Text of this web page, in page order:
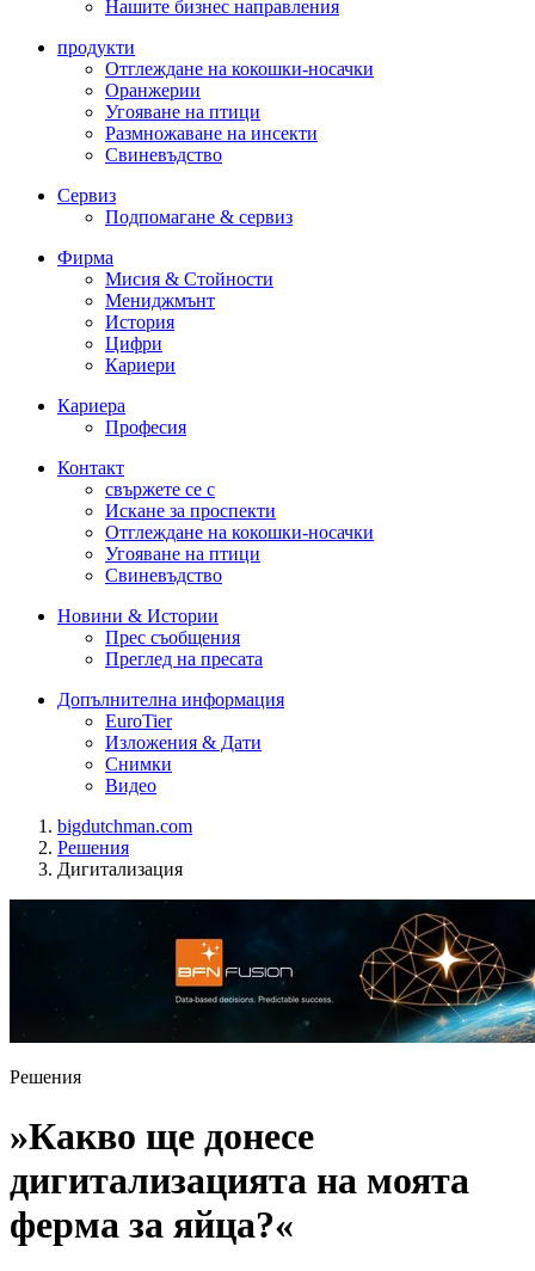
Нашите бизнес направления
продукти
Отглеждане на кокошки-носачки
Оранжерии
Угояване на птици
Размножаване на инсекти
Свиневъдство
Сервиз
Подпомагане & сервиз
Фирма
Мисия & Стойности
Мениджмънт
История
Цифри
Кариери
Кариера
Професия
Контакт
свържете се с
Искане за проспекти
Отглеждане на кокошки-носачки
Угояване на птици
Свиневъдство
Новини & Истории
Прес съобщения
Преглед на пресата
Допълнителна информация
EuroTier
Изложения & Дати
Снимки
Видео
bigdutchman.com
Решения
Дигитализация
Решения
»Какво ще донесе
дигитализацията на моята
ферма за яйца?«